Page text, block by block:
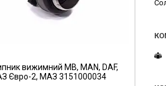
вижимний МВ, MAN, DAF,
Євро-2, МАЗ 3151000034